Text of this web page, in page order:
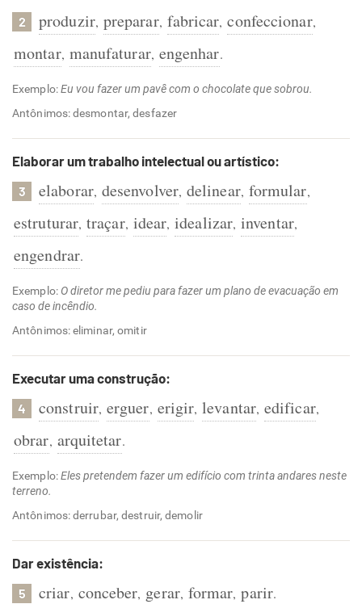
2 produzir, preparar, fabricar, confeccionar,
montar, manufaturar, engenhar.
Exemplo:Eu vou fazer um pavê com o chocolate que sobrou.
Antônimos: desmontar, desfazer
Elaborar um trabalho intelectual ou artístico:
3 elaborar, desenvolver, delinear, formular,
estruturar, traçar, idear, idealizar, inventar,
engendrar.
Exemplo: O diretor me pediu para fazer um plano de evacuação em
caso de incêndio.
Antônimos: eliminar, omitir
Executar uma construção:
4 construir, erguer, erigir, levantar, edificar,
obrar, arquitetar.
Exemplo:Eles pretendem fazer um edifício com trinta andares neste
terreno.
Antônimos: derrubar, destruir, demolir
Dar existência:
5 criar, conceber, gerar, formar, parir.